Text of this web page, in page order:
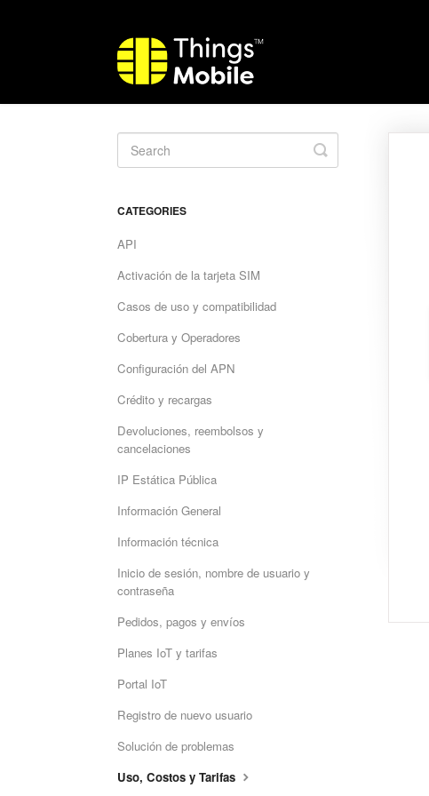
Toggle
Search
CATEGORIES
API
Activación de la tarjeta SIM
Casos de uso y compatibilidad
Cobertura y Operadores
Configuración del APN
Crédito y recargas
Devoluciones, reembolsos y
cancelaciones
IP Estática Pública
Información General
Información técnica
Inicio de sesión, nombre de usuario y
contraseña
Pedidos, pagos y envíos
Planes IoT y tarifas
Portal IoT
Registro de nuevo usuario
Solución de problemas
Uso, Costos y Tarifas